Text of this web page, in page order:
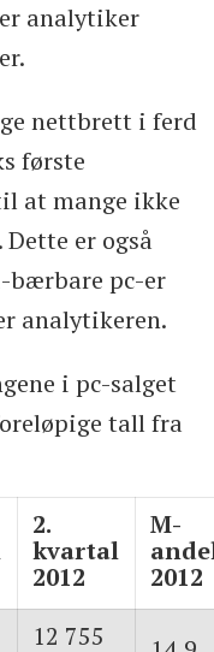
analytiker
nettbrett i ferd
første
at mange ikke
er også
bærbare pc-er
analytikeren.
i pc-salget
tall fra
2.
kvartal
2012
M-
2012
12 755